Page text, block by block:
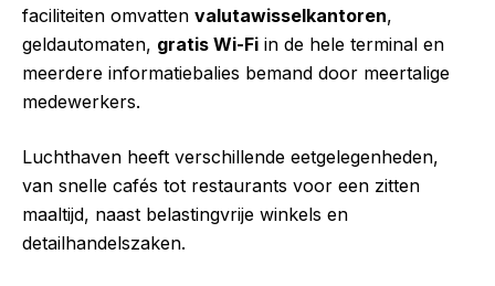
faciliteiten omvatten valutawisselkantoren,
geldautomaten, gratis Wi-Fi in de hele terminal en
meerdere informatiebalies bemand door meertalige
medewerkers.
Luchthaven heeft verschillende eetgelegenheden,
van snelle cafés tot restaurants voor een zitten
maaltijd, naast belastingvrije winkels en
detailhandelszaken.